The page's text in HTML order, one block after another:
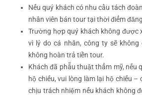
Nếu quý khách có nhu cầu tách
nhân viên bán tour tại thời điểm
Trường hợp quý khách không được
vì lý do cá nhân, công ty sẽ
không hoàn trả tiền tour.
Khách đã phẫu thuật thẩm mỹ, nếu
hộ chiếu, vui lòng làm lại hộ chiếu –
chịu trách nhiệm nếu khách không